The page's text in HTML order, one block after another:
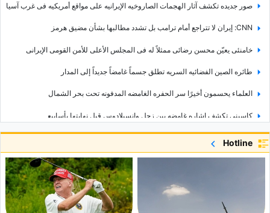
صور جدیده تکشف آثار الهجمات الصاروخیه الإیرانیه على مواقع أمریکیه فی غرب آسیا
CNN: إیران لا تتراجع أمام ترامب بل تشدد مطالبها بشأن مضیق هرمز
خامنئی یعیّن محسن رضائی ممثلاً له فی المجلس الأعلى للأمن القومی الإیرانی
طائره الصین الفضائیه السریه تطلق جسماً غامضاً جدیداً إلى المدار
العلماء یحسمون أخیرًا سر الحفره الغامضه المدفونه تحت بحر الشمال
کاسینی تکشف إشاره غامضه بین زحل وإنسیلادوس قبل نهایتها بأسابیع
«یدیعوت أحرونوت» تعترف: إسرائیل أصبحت معزوله ومکروهه فی العالم
«الانتحار الانتخابی».. انتقادات إسرائیلیه حاده لتحرکات نتنیاهو قبل التصویت
إیران تکشف عن لقاح «أنغارا» المحلی بالتزامن مع مشروع جدید لعلاج السرطان
Hotline